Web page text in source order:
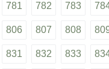
781 782 783
806 807 808
831 832 833